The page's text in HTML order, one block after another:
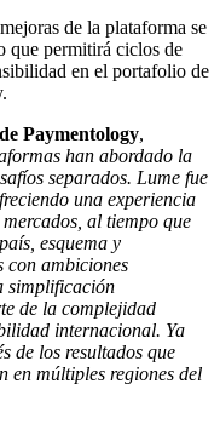
de la plataforma se
que permitirá ciclos de
en el portafolio de
Paymentology,
han abordado la
separados. Lume fue
una experiencia
al tiempo que
esquema y
con ambiciones
simplificación
de la complejidad
internacional. Ya
de los resultados que
en múltiples regiones del